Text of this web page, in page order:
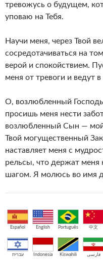
тревожусь о будущем,
уповаю на Тебя.
Научи меня, через Твой
сосредотачиваться на
верой и спокойствием.
меня от тревоги и ведут
О, возлюбленный
просишь меня нести
возлюбленный Сын — мой
Твой могущественный
наставляет меня с
рельсы, что держат меня
шагом. Я молюсь во имя
Español English Português 中文
עברית Indonesia Kiswahili فارسی